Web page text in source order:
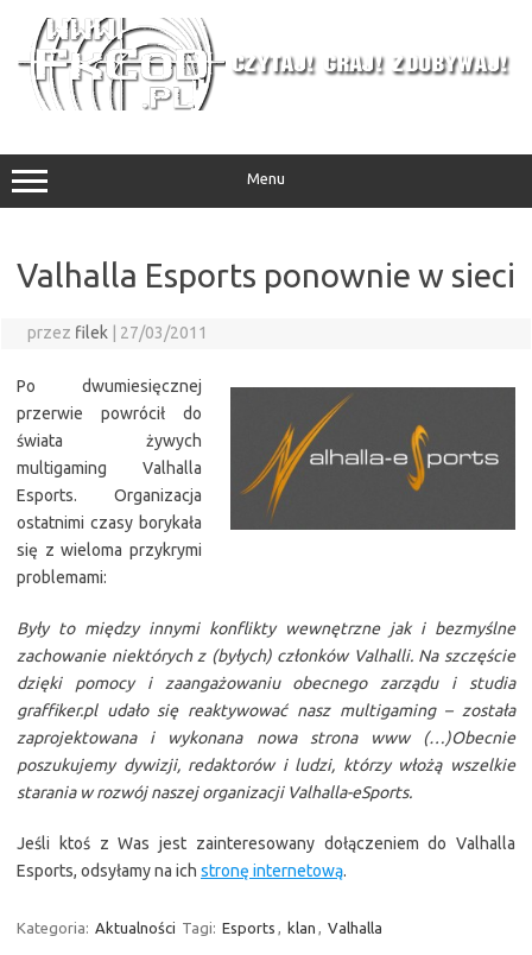
treści
Menu
Valhalla Esports ponownie w sieci
przez filek 27/03/2011
Po dwumiesięcznej
przerwie powrócił do
świata żywych
multigaming Valhalla
Esports. Organizacja
ostatnimi czasy borykała
się z wieloma przykrymi
problemami:
Były to między innymi konflikty wewnętrzne jak i bezmyślne
zachowanie niektórych z (byłych) członków Valhalli. Na szczęście
dzięki pomocy i zaangażowaniu obecnego zarządu i studia
graffiker.pl udało się reaktywować nasz multigaming – została
zaprojektowana i wykonana nowa strona www (…)Obecnie
poszukujemy dywizji, redaktorów i ludzi, którzy włożą wszelkie
starania w rozwój naszej organizacji Valhalla-eSports.
Jeśli ktoś z Was jest zainteresowany dołączeniem do Valhalla
Esports, odsyłamy na ich stronę internetową.
Kategoria: Aktualności Tagi: Esports klan Valhalla